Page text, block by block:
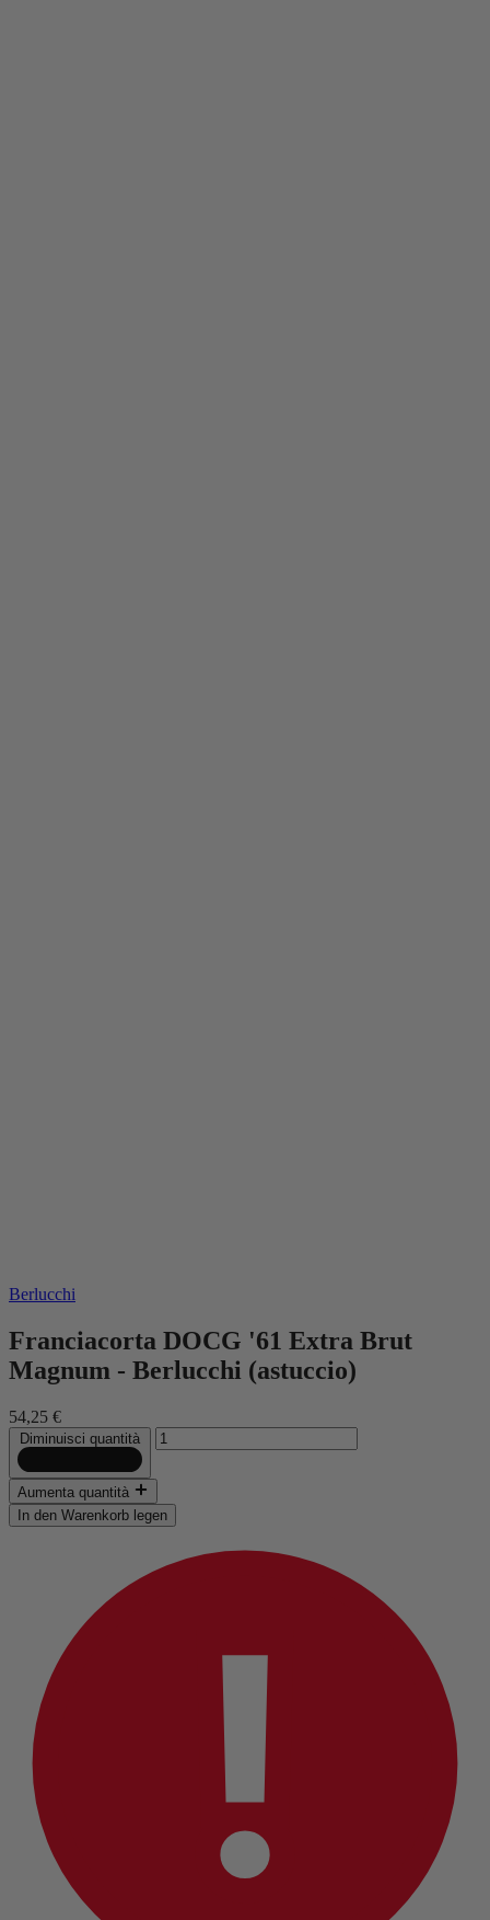
Berlucchi
Franciacorta DOCG '61 Extra Brut
Magnum - Berlucchi (astuccio)
54,25 €
Diminuisci quantità
Aumenta quantità
In den Warenkorb legen